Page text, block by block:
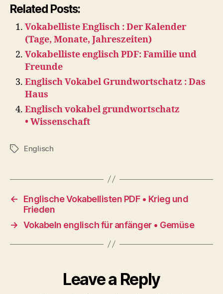
Related Posts:
Vokabelliste Englisch : Der Kalender
(Tage, Monate, Jahreszeiten)
Vokabelliste englisch PDF: Familie und
Freunde
Englisch Vokabel Grundwortschatz : Das
Haus
Englisch vokabel grundwortschatz
• Wissenschaft
TagsEnglisch
←
Englische Vokabellisten PDF • Krieg und
Frieden
→ Vokabeln englisch für anfänger • Gemüse
Leave a Reply